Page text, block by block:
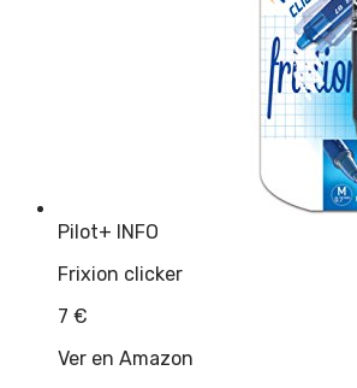
Pilot+ INFO
Frixion clicker
7 €
Ver en Amazon